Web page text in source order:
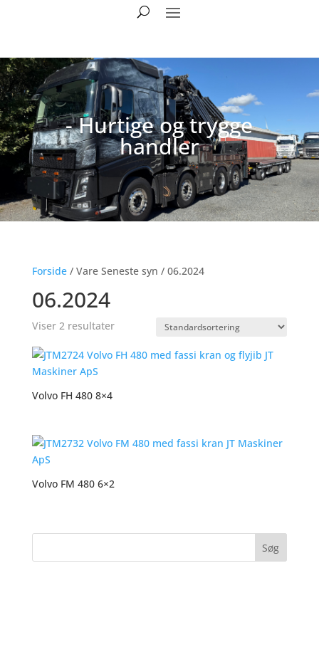
- Hurtige og trygge
handler
Forside/ Vare Seneste syn / 06.2024
06.2024
Viser 2 resultater
Volvo FH 480 8×4
Volvo FM 480 6×2
Søg